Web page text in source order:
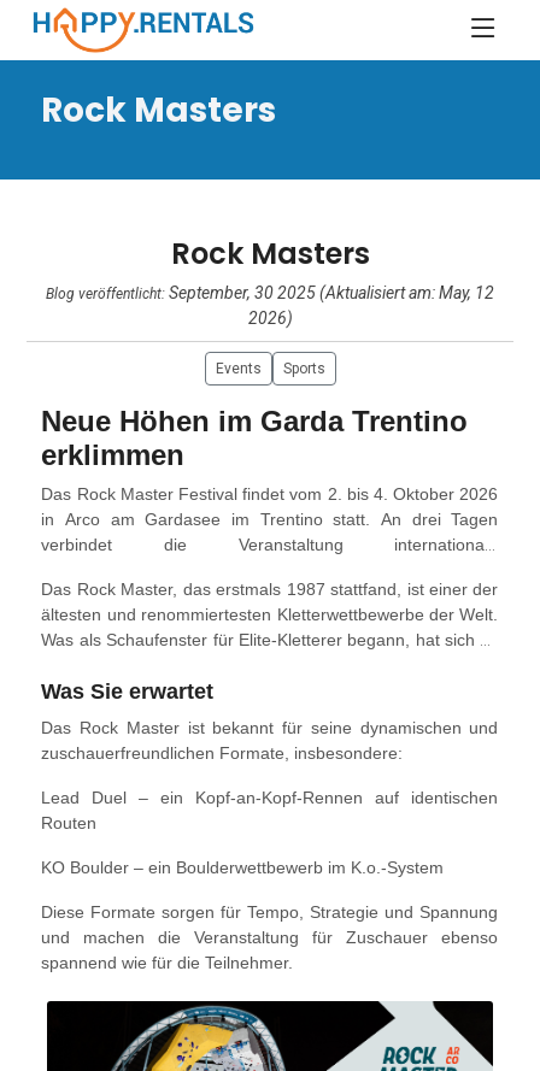
Rock Masters
Rock Masters
Blog veröffentlicht: September, 30 2025 (Aktualisiert am: May, 12
2026)
Events Sports
Neue Höhen im Garda Trentino
erklimmen
Das Rock Master Festival findet vom 2. bis 4. Oktober 2026
in Arco am Gardasee im Trentino statt. An drei Tagen
verbindet die Veranstaltung internationale
Unterhaltung für alle Altersgruppen.
Das Rock Master, das erstmals 1987 stattfand, ist einer der
ältesten und renommiertesten Kletterwettbewerbe der Welt.
Was als Schaufenster für Elite-Kletterer begann, hat sich zu
Kletterkultur und den Outdoor-Lifestyle von Garda Trentino
Was Sie erwartet
Das Rock Master ist bekannt für seine dynamischen und
zuschauerfreundlichen Formate, insbesondere:
Lead Duel – ein Kopf-an-Kopf-Rennen auf identischen
Routen
KO Boulder – ein Boulderwettbewerb im K.o.-System
Diese Formate sorgen für Tempo, Strategie und Spannung
und machen die Veranstaltung für Zuschauer ebenso
spannend wie für die Teilnehmer.